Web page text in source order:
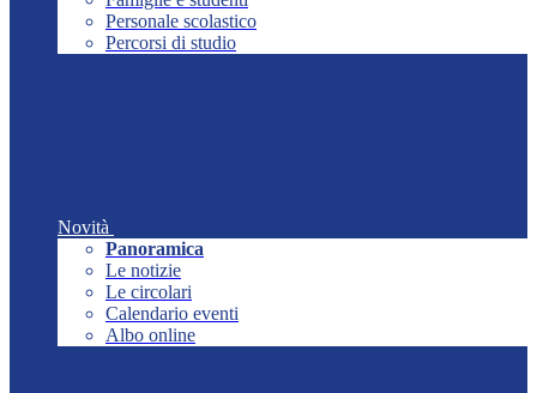
Personale scolastico
Percorsi di studio
Novità
Panoramica
Le notizie
Le circolari
Calendario eventi
Albo online